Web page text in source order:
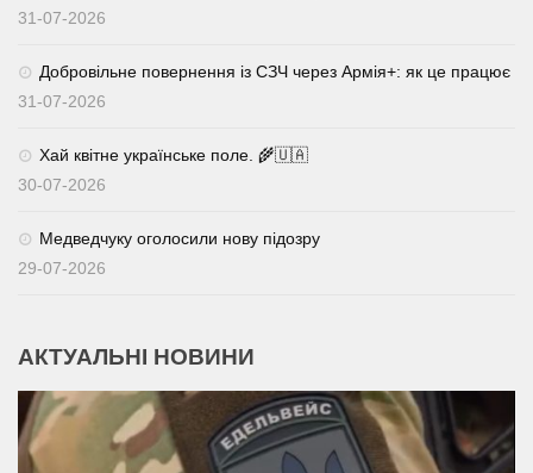
31-07-2026
Добровільне повернення із СЗЧ через Армія+: як це працює
31-07-2026
Хай квітне українське поле. 🌾🇺🇦
30-07-2026
Медведчуку оголосили нову підозру
29-07-2026
АКТУАЛЬНІ НОВИНИ